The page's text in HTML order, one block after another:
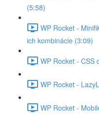
(5:58)
WP Rocket -
ich kombinácie (3:09)
WP Rocket - CSS
WP Rocket -
WP Rocket -